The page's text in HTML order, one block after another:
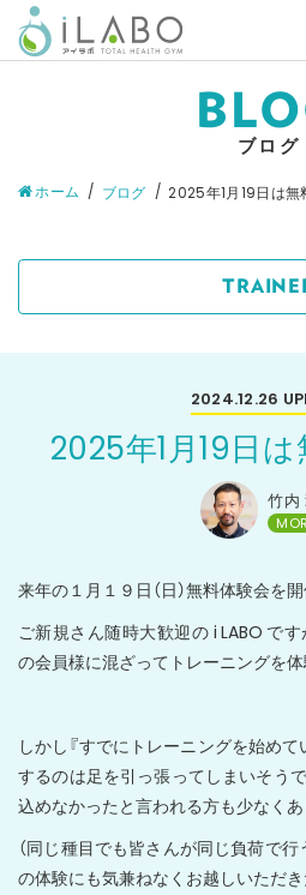
ブログ
ホーム ブログ 2025年1月19日は無
2024.12.26
2025年1月19日は
竹内
ご新規さん随時大歓迎の i LABO で
の会員様に混ざってトレーニングを
しかし『すでにトレーニングを始め
するのは足を引っ張ってしまいそうで
込めなかったと言われる方も少なく
（同じ種目でも皆さんが同じ負荷で
の体験にも気兼ねなくお越しいただき